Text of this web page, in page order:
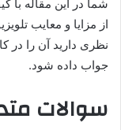
شما در این مقاله با
از مزایا و معایب
نظری دارید آن را
جواب داده شود.
سوالات